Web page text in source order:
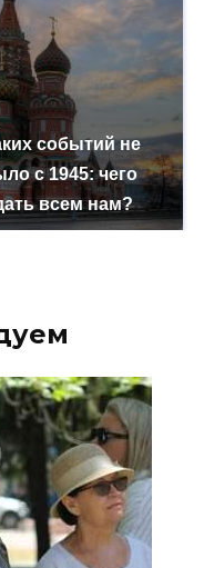
событий не
с 1945: чего
всем нам?